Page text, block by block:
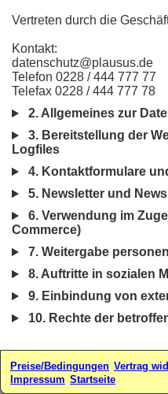
Vertreten durch die
Kontakt:
datenschutz@plausus.de
Telefon 0228 / 444 777 77
Telefax 0228 / 444 777 78
2. Allgemeines zur
3. Bereitstellung der
Logfiles
4. Kontaktformulare
5. Newsletter und
6. Verwendung im
Commerce)
7. Weitergabe
8. Auftritte in sozialen
9. Einbindung von
10. Rechte der
Preise/Bedingungen Vertrag
Impressum Startseite